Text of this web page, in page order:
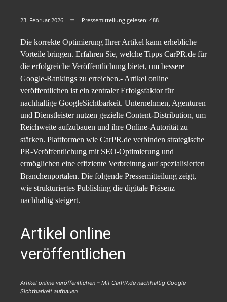
23. Februar 2026 Pressemitteilung gelesen: 488
Die korrekte Optimierung Ihrer Artikel kann erhebliche
Vorteile bringen. Erfahren Sie, welche Tipps CarPR.de für
die erfolgreiche Veröffentlichung bietet, um bessere
Google-Rankings zu erreichen.- Artikel online
veröffentlichen ist ein zentraler Erfolgsfaktor für
nachhaltige GoogleSichtbarkeit. Unternehmen, Agenturen
und Dienstleister nutzen gezielte Content-Distribution, um
Reichweite aufzubauen und ihre Online-Autorität zu
stärken. Plattformen wie CarPR.de verbinden strategische
PR-Veröffentlichung mit SEO-Optimierung und
ermöglichen eine effiziente Verbreitung auf spezialisierten
Branchenportalen. Die folgende Pressemitteilung zeigt,
wie strukturiertes Publishing die digitale Präsenz
nachhaltig steigert.
Artikel online
veröffentlichen
Artikel online veröffentlichen – Mit CarPR.de nachhaltig Google-
Sichtbarkeit aufbauen